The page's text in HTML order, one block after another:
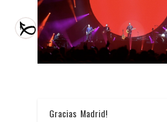
Gracias Madrid!